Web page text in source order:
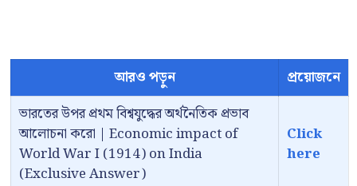
আরও পড়ুন
প্রয়োজনে
ভারতের উপর প্রথম বিশ্বযুদ্ধের অর্থনৈতিক প্রভাব
আলোচনা করো | Economic impact of
World War I (1914) on India
(Exclusive Answer)
Click
here